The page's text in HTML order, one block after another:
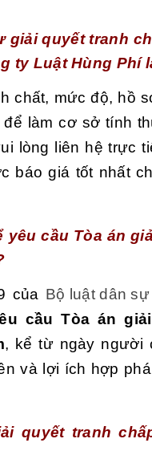
giải quyết tranh
ty Luật Hùng Phí
chất, mức độ, hồ
làm cơ sở tính
lòng liên hệ trực
báo giá tốt nhất
yêu cầu Tòa án
của Bộ luật dân
cầu Tòa án
, kể từ ngày người
và lợi ích hợp
quyết tranh